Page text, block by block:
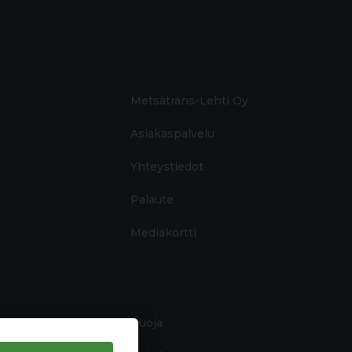
Metsätrans-Lehti Oy
Asiakaspalvelu
Yhteystiedot
Palaute
Mediakortti
Tietosuoja